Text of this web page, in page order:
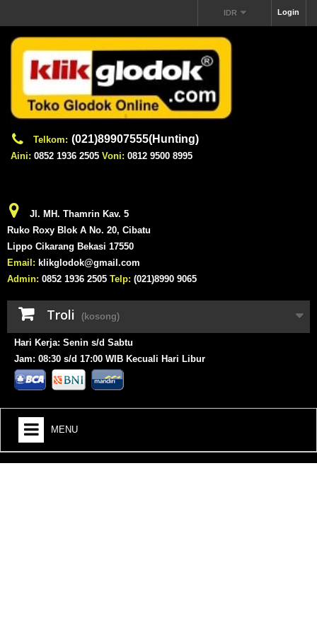
Login
IDR
Telkom: (021)89907555(Hunting)
Aini: 0852 1936 2505 Voni: 0812 9500 8995
Jl. MH. Thamrin Kav. 5
Ruko Roxy Blok A No. 20, Cibatu
Lippo Cikarang Bekasi 17550
Email: klikglodok@gmail.com
Admin: 0852 1936 2505 Telp: (021)8990 9065
Troli (kosong)
Hari Kerja: Senin s/d Sabtu
Jam: 08:30 s/d 17:00 WIB Kecuali Hari Libur
MENU